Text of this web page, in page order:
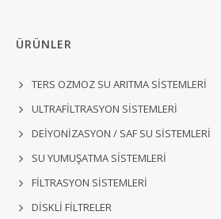
ÜRÜNLER
TERS OZMOZ SU ARITMA SİSTEMLERİ
ULTRAFİLTRASYON SİSTEMLERİ
DEİYONİZASYON / SAF SU SİSTEMLERİ
SU YUMUŞATMA SİSTEMLERİ
FİLTRASYON SİSTEMLERİ
DİSKLİ FİLTRELER